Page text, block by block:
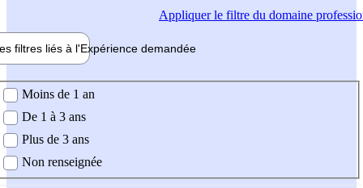
Appliquerle filtre du domaine
filtres liés à l'Expérience demandée
demandée
Moins de 1 an
De 1 à 3 ans
Plus de 3 ans
Non renseignée